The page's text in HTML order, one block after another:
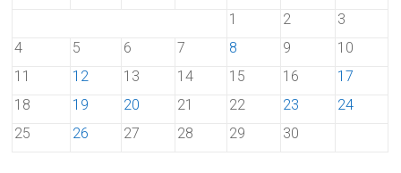
1
2
3
4
5 6 7 8 9
10
11
12 13 14 15 16
17
18
19 20 21 22 23
24
25
26 27 28 29 30